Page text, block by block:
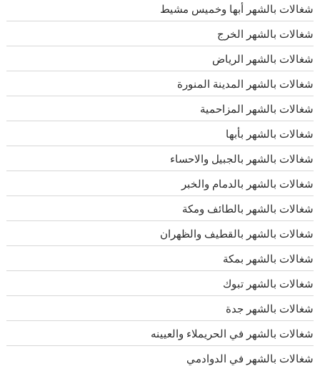
شغالات بالشهر أبها وخميس مشيط
شغالات بالشهر الخرج
شغالات بالشهر الرياض
شغالات بالشهر المدينة المنورة
شغالات بالشهر المزاحمية
شغالات بالشهر بأبها
شغالات بالشهر بالجبيل والاحساء
شغالات بالشهر بالدمام والخبر
شغالات بالشهر بالطائف ومكة
شغالات بالشهر بالقطيف والظهران
شغالات بالشهر بمكة
شغالات بالشهر تبوك
شغالات بالشهر جدة
شغالات بالشهر في الحريملاء والعيينه
شغالات بالشهر في الدوادمي